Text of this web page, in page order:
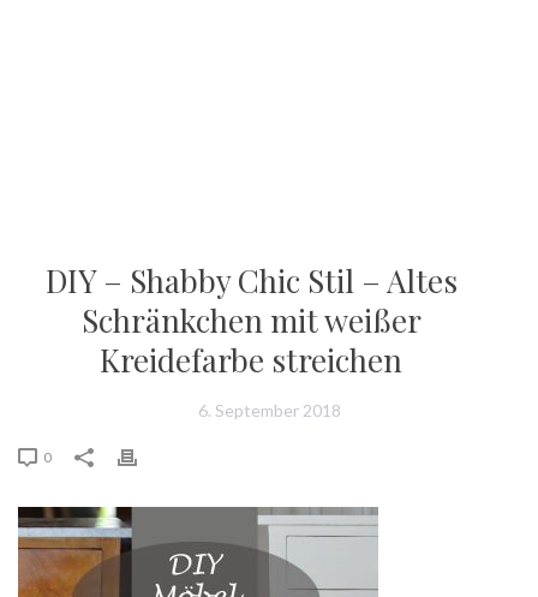
DIY – Shabby Chic Stil – Altes
Schränkchen mit weißer
Kreidefarbe streichen
6. September 2018
0